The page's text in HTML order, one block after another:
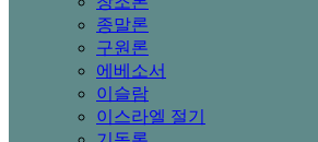
종말론
구원론
에베소서
이슬람
이스라엘 절기